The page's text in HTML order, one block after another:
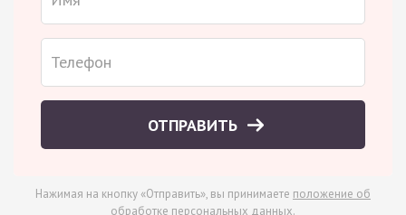
ОТПРАВИТЬ
Нажимая на кнопку «Отправить», вы принимаете положение об
обработке персональных данных.